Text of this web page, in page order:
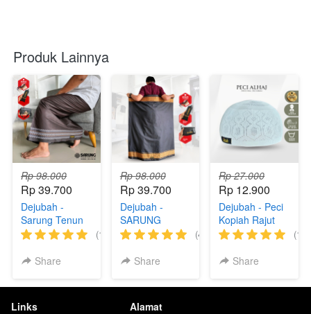
Produk Lainnya
Rp 98.000
Rp 39.700
Dejubah -
Sarung Tenun
SAKA Premium
(1)
Share
Rp 98.000
Rp 39.700
Dejubah -
SARUNG
Tenun Premium
Motif
(4)
Share
Rp 27.000
Rp 12.900
Dejubah - Peci
Kopiah Rajut
Pria Dewasa
Hitam Polos
(1)
Share
Links Alamat